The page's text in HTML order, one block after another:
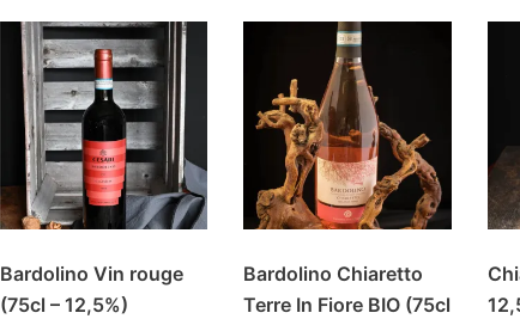
Bardolino Vin rouge
(75cl – 12,5%)
Bardolino Chiaretto
Terre In Fiore BIO (75cl